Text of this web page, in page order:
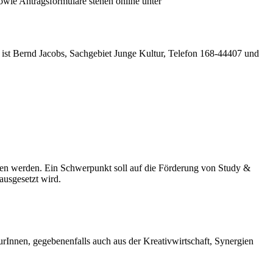
Bernd Jacobs, Sachgebiet Junge Kultur, Telefon 168-44407 und
werden. Ein Schwerpunkt soll auf die Förderung von Study &
wird.
gegebenenfalls auch aus der Kreativwirtschaft, Synergien